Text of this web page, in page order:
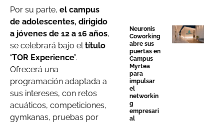
Por su parte, el campus
de adolescentes, dirigido
a jóvenes de 12 a 16 años,
se celebrará bajo el título
‘TOR Experience’.
Ofrecerá una
programación adaptada a
sus intereses, con retos
acuáticos, competiciones,
gymkanas, pruebas por
Neuronis
Coworking
abre sus
puertas en
Campus
Myrtea
para
impulsar
el
networkin
g
empresari
al